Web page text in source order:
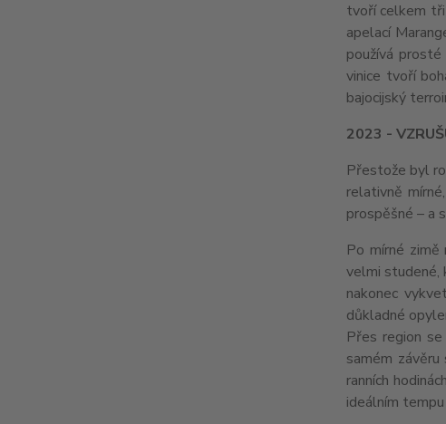
tvoří celkem tři
apelací
používá
vinice tvoří
bajocijský
2023 -
Přestože byl
relativně
prospěšné – a
Po mírné
velmi studené,
nakonec
důkladné
Přes region
samém
ranních
ideálním